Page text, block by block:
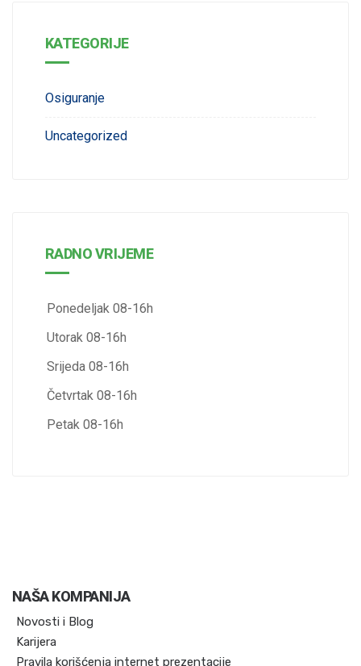
KATEGORIJE
Osiguranje
Uncategorized
RADNO VRIJEME
Ponedeljak 08-16h
Utorak 08-16h
Srijeda 08-16h
Četvrtak 08-16h
Petak 08-16h
NAŠA KOMPANIJA
Novosti i Blog
Karijera
Pravila korišćenja internet prezentacije